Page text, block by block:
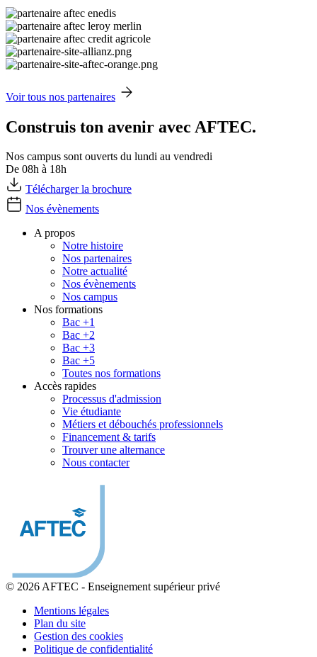
Voir tous nos partenaires
Construis ton avenir avec AFTEC.
Nos campus sont ouverts du lundi au vendredi
De 08h à 18h
Télécharger la brochure
Nos évènements
A propos
Notre histoire
Nos partenaires
Notre actualité
Nos évènements
Nos campus
Nos formations
Bac +1
Bac +2
Bac +3
Bac +5
Toutes nos formations
Accès rapides
Processus d'admission
Vie étudiante
Métiers et débouchés professionnels
Financement & tarifs
Trouver une alternance
Nous contacter
© 2026 AFTEC - Enseignement supérieur privé
Mentions légales
Plan du site
Gestion des cookies
Politique de confidentialité